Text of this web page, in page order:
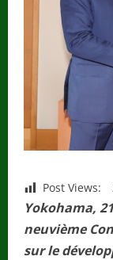
Post Views:
Yokohama,
neuvième
sur le